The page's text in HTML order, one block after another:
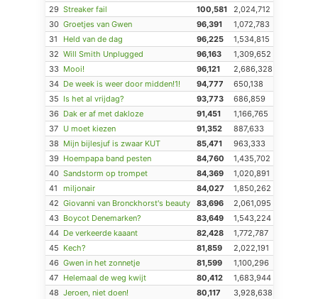
29 Streaker fail 100,581
2,024,712
30 Groetjes van Gwen 96,391
1,072,783
31
Held van de dag 96,225
1,534,815
32 Will Smith Unplugged 96,163
1,309,652
33 Mooi! 96,121
2,686,328
34 De week is weer door midden!1! 94,777
650,138
35 Is het al vrijdag? 93,773
686,859
36 Dak er af met dakloze 91,451
1,166,765
37 U moet kiezen 91,352
887,633
38 Mijn bijlesjuf is zwaar KUT 85,471
963,333
39 Hoempapa band pesten 84,760
1,435,702
40 Sandstorm op trompet 84,369
1,020,891
41
miljonair 84,027
1,850,262
42 Giovanni van Bronckhorst's beauty 83,696
2,061,095
43 Boycot Denemarken? 83,649
1,543,224
44 De verkeerde kaaant 82,428
1,772,787
45 Kech? 81,859
2,022,191
46 Gwen in het zonnetje 81,599
1,100,296
47 Helemaal de weg kwijt 80,412
1,683,944
48 Jeroen, niet doen! 80,117 3,928,638